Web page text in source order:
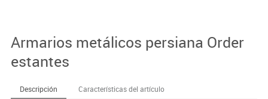
Armarios metálicos persiana Order
estantes
Descripción Características del artículo